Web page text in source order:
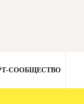
СООБЩЕСТВО